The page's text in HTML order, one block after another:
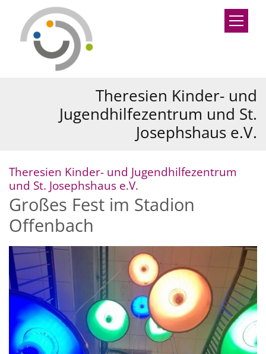
Zum Inhalt springen
Theresien Kinder- und
Jugendhilfezentrum und St.
Josephshaus e.V.
Theresien Kinder- und Jugendhilfezentrum
und St. Josephshaus e.V.
Großes Fest im Stadion
Offenbach